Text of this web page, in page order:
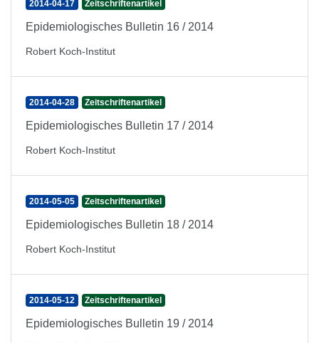
2014-04-17 Zeitschriftenartikel
Epidemiologisches Bulletin 16 / 2014
Robert Koch-Institut
2014-04-28 Zeitschriftenartikel
Epidemiologisches Bulletin 17 / 2014
Robert Koch-Institut
2014-05-05 Zeitschriftenartikel
Epidemiologisches Bulletin 18 / 2014
Robert Koch-Institut
2014-05-12 Zeitschriftenartikel
Epidemiologisches Bulletin 19 / 2014